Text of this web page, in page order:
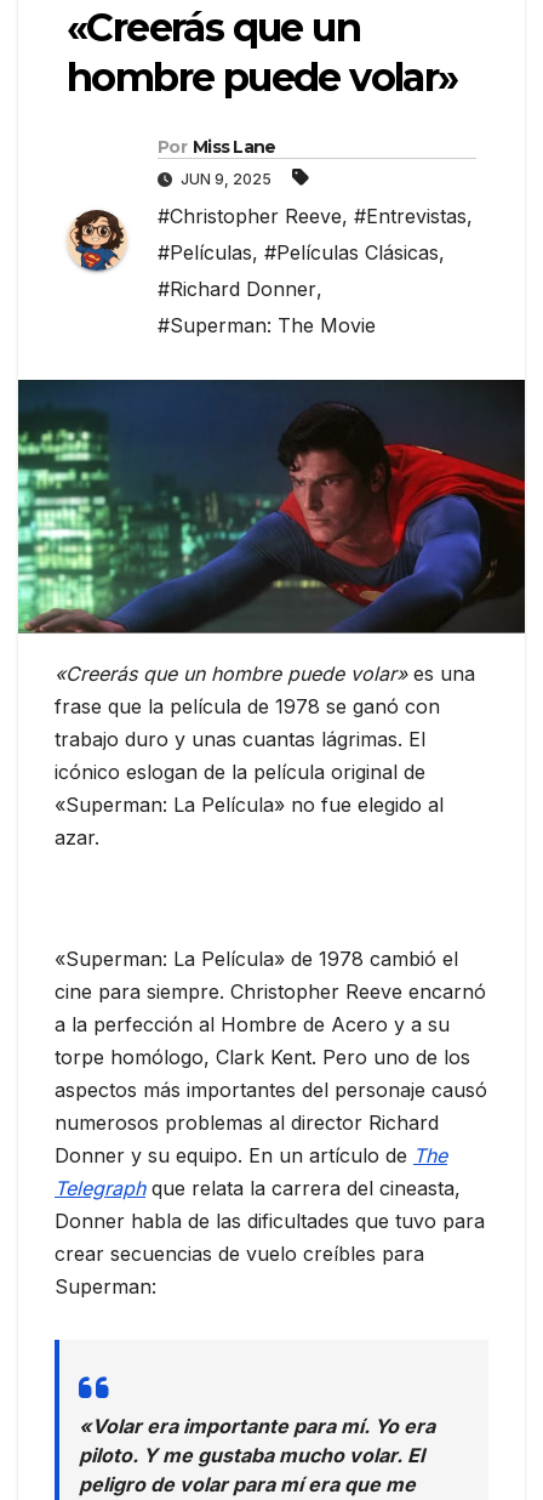
«Creerás que un
hombre puede volar»
Por Miss Lane
JUN 9, 2025
#Christopher Reeve, #Entrevistas,
#Películas, #Películas Clásicas,
#Richard Donner,
#Superman: The Movie
«Creerás que un hombre puede volar»es una
frase que la película de 1978 se ganó con
trabajo duro y unas cuantas lágrimas. El
icónico eslogan de la película original de
«Superman: La Película» no fue elegido al
azar.
«Superman: La Película» de 1978 cambió el
cine para siempre. Christopher Reeve encarnó
a la perfección al Hombre de Acero y a su
torpe homólogo, Clark Kent. Pero uno de los
aspectos más importantes del personaje causó
numerosos problemas al director Richard
Donner y su equipo. En un artículo de The
Telegraphque relata la carrera del cineasta,
Donner habla de las dificultades que tuvo para
crear secuencias de vuelo creíbles para
Superman:
«Volar era importante para mí. Yo era
piloto. Y me gustaba mucho volar. El
peligro de volar para mí era que me